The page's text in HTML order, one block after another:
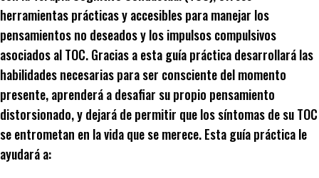
herramientas prácticas y accesibles para manejar los
pensamientos no deseados y los impulsos compulsivos
asociados al TOC. Gracias a esta guía práctica desarrollará las
habilidades necesarias para ser consciente del momento
presente, aprenderá a desafiar su propio pensamiento
distorsionado, y dejará de permitir que los síntomas de su TOC
se entrometan en la vida que se merece. Esta guía práctica le
ayudará a: